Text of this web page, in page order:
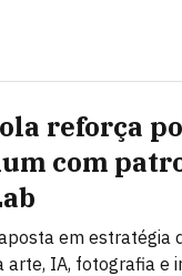
reforça
com
em estratégia
arte, IA, fotografia e